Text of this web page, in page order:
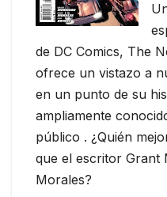
de DC Comics, The
ofrece un vistazo a
en un punto de su
ampliamente
público . ¿Quién
que el escritor Grant
Morales?